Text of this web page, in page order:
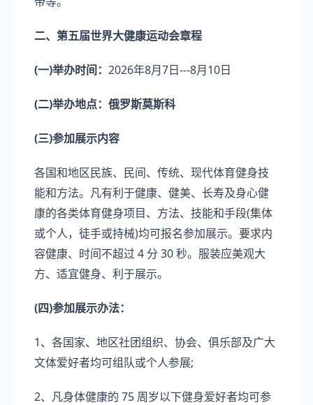
二、第五届世界大健康运动会章程
(一)举办时间： 2026年8月7日---8月10日
(二)举办地点：俄罗斯莫斯科
(三)参加展示内容
各国和地区民族、民间、传统、现代体育健身技
能和方法。凡有利于健康、健美、长寿及身心健
康的各类体育健身项目、方法、技能和手段(集体
或个人，徒手或持械)均可报名参加展示。要求内
容健康、时间不超过 4 分 30 秒。服装应美观大
方、适宜健身、利于展示。
(四)参加展示办法：
1、各国家、地区社团组织、协会、俱乐部及广大
文体爱好者均可组队或个人参展;
2、凡身体健康的 75 周岁以下健身爱好者均可参